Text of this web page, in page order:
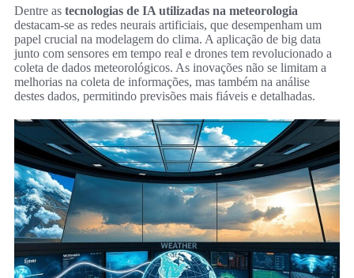
Dentre as tecnologias de IA utilizadas na meteorologia
destacam-se as redes neurais artificiais, que desempenham um
papel crucial na modelagem do clima. A aplicação de big data
junto com sensores em tempo real e drones tem revolucionado a
coleta de dados meteorológicos. As inovações não se limitam a
melhorias na coleta de informações, mas também na análise
destes dados, permitindo previsões mais fiáveis e detalhadas.